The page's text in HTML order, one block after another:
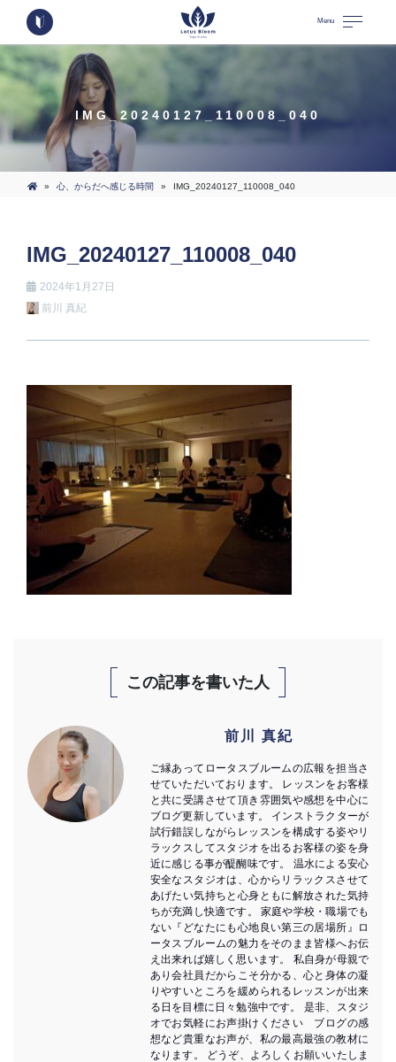
Menu
IMG_20240127_110008_040
» 心、からだへ感じる時間 » IMG_20240127_110008_040
IMG_20240127_110008_040
2024年1月27日
前川 真紀
この記事を書いた人
前川 真紀
ご縁あってロータスブルームの広報を担当さ
せていただいております。 レッスンをお客様
と共に受講させて頂き雰囲気や感想を中心に
ブログ更新しています。 インストラクターが
試行錯誤しながらレッスンを構成する姿やリ
ラックスしてスタジオを出るお客様の姿を身
近に感じる事が醍醐味です。 温水による安心
安全なスタジオは、心からリラックスさせて
あげたい気持ちと心身ともに解放された気持
ちが充満し快適です。 家庭や学校・職場でも
ない『どなたにも心地良い第三の居場所』ロ
ータスブルームの魅力をそのまま皆様へお伝
え出来れば嬉しく思います。 私自身が母親で
あり会社員だからこそ分かる、心と身体の凝
りやすいところを緩められるレッスンが出来
る日を目標に日々勉強中です。 是非、スタジ
オでお気軽にお声掛けください ブログの感
想など貴重なお声が、私の最高最強の教材に
なります。 どうぞ、よろしくお願いいたしま